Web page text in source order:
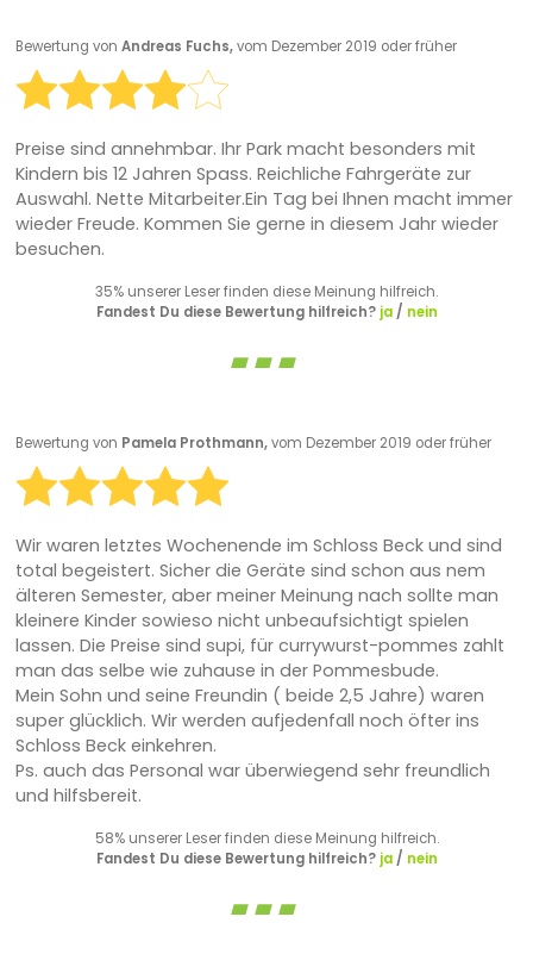
Bewertung von Andreas Fuchs,vom Dezember 2019 oder früher
Preise sind annehmbar. Ihr Park macht besonders mit
Kindern bis 12 Jahren Spass. Reichliche Fahrgeräte zur
Auswahl. Nette Mitarbeiter.Ein Tag bei Ihnen macht immer
wieder Freude. Kommen Sie gerne in diesem Jahr wieder
besuchen.
35% unserer Leser finden diese Meinung hilfreich.
Fandest Du diese Bewertung hilfreich? ja/ nein
Bewertung von Pamela Prothmann,vom Dezember 2019 oder früher
Wir waren letztes Wochenende im Schloss Beck und sind
total begeistert. Sicher die Geräte sind schon aus nem
älteren Semester, aber meiner Meinung nach sollte man
kleinere Kinder sowieso nicht unbeaufsichtigt spielen
lassen. Die Preise sind supi, für currywurst-pommes zahlt
man das selbe wie zuhause in der Pommesbude.
Mein Sohn und seine Freundin ( beide 2,5 Jahre) waren
super glücklich. Wir werden aufjedenfall noch öfter ins
Schloss Beck einkehren.
Ps. auch das Personal war überwiegend sehr freundlich
und hilfsbereit.
58% unserer Leser finden diese Meinung hilfreich.
Fandest Du diese Bewertung hilfreich? ja/ nein